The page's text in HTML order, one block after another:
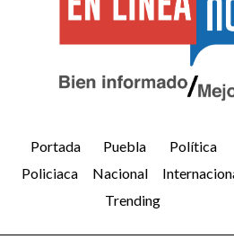
Portada Puebla Política
Policiaca
Nacional
Trending